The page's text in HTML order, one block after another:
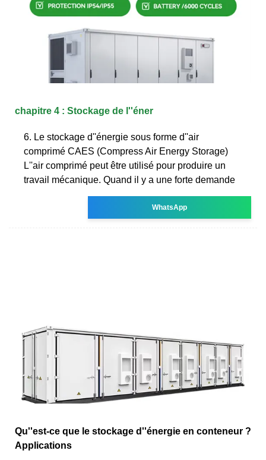
chapitre 4 : Stockage de l''éner
6. Le stockage d''énergie sous forme d''air
comprimé CAES (Compress Air Energy Storage)
L''air comprimé peut être utilisé pour produire un
travail mécanique. Quand il y a une forte demande
WhatsApp
Qu''est-ce que le stockage d''énergie en conteneur ?
Applications